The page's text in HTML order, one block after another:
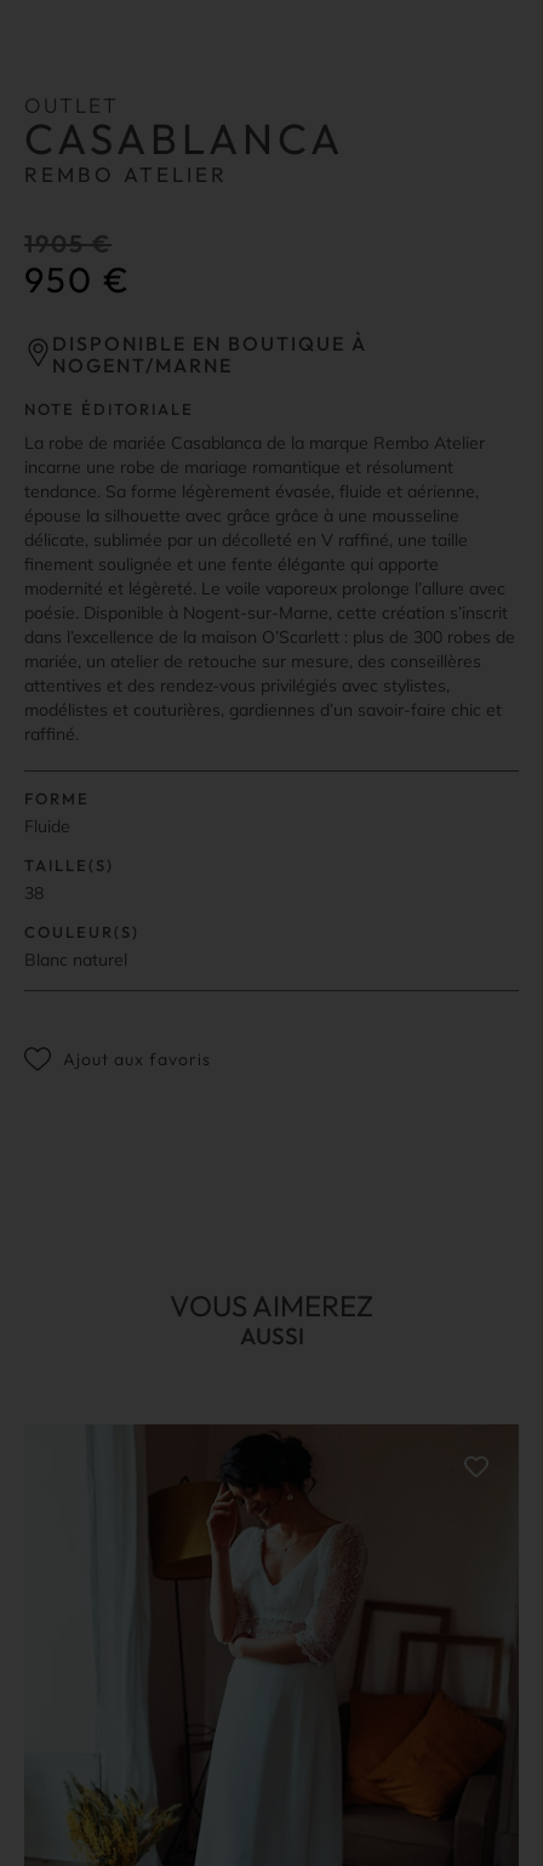
OUTLET
CASABLANCA
REMBO ATELIER
1905€
950 €
DISPONIBLE EN BOUTIQUE À
NOGENT/MARNE
NOTE ÉDITORIALE
La robe de mariée Casablanca de la marque Rembo Atelier
incarne une robe de mariage romantique et résolument
tendance. Sa forme légèrement évasée, fluide et aérienne,
épouse la silhouette avec grâce grâce à une mousseline
délicate, sublimée par un décolleté en V raffiné, une taille
finement soulignée et une fente élégante qui apporte
modernité et légèreté. Le voile vaporeux prolonge l’allure avec
poésie. Disponible à Nogent-sur-Marne, cette création s’inscrit
dans l’excellence de la maison O’Scarlett : plus de 300 robes de
mariée, un atelier de retouche sur mesure, des conseillères
attentives et des rendez-vous privilégiés avec stylistes,
modélistes et couturières, gardiennes d’un savoir-faire chic et
raffiné.
FORME
Fluide
TAILLE(S)
38
COULEUR(S)
Blanc naturel
Ajout aux favoris
VOUS AIMEREZ
AUSSI